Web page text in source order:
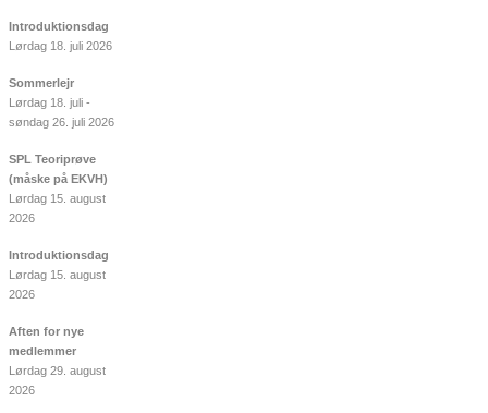
Introduktionsdag
Lørdag 18. juli 2026
Sommerlejr
Lørdag 18. juli -
søndag 26. juli 2026
SPL Teoriprøve
(måske på EKVH)
Lørdag 15. august
2026
Introduktionsdag
Lørdag 15. august
2026
Aften for nye
medlemmer
Lørdag 29. august
2026